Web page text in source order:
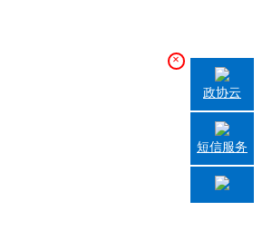
×
政协云
短信服务